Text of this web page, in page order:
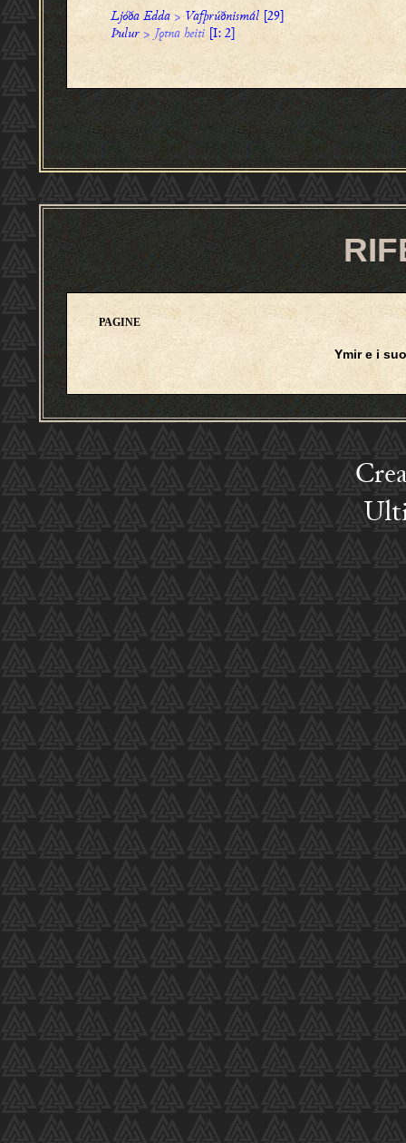
Ljóða Edda >Vafþrúðnismál [29]
Þulur > Jǫtna heiti [I: 2]
PAGINE
Ymir e i